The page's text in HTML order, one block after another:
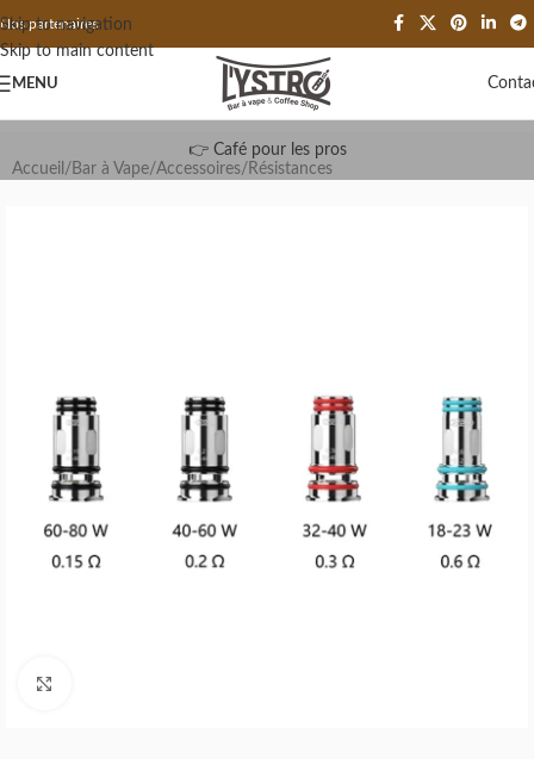
Skip to navigation
Skip to main content
Nos partenaires
MENU
👉 Café pour les pros
Accueil / Bar à Vape/Accessoires/ Résistances